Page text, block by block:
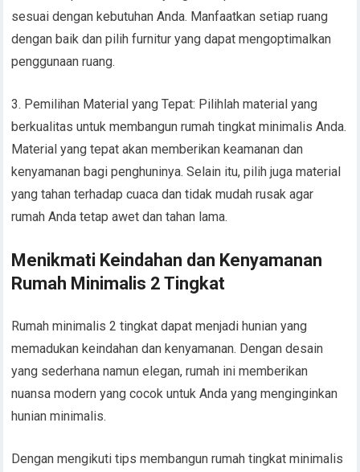
sesuai dengan kebutuhan Anda. Manfaatkan setiap ruang
dengan baik dan pilih furnitur yang dapat mengoptimalkan
penggunaan ruang.
3. Pemilihan Material yang Tepat: Pilihlah material yang
berkualitas untuk membangun rumah tingkat minimalis Anda.
Material yang tepat akan memberikan keamanan dan
kenyamanan bagi penghuninya. Selain itu, pilih juga material
yang tahan terhadap cuaca dan tidak mudah rusak agar
rumah Anda tetap awet dan tahan lama.
Menikmati Keindahan dan Kenyamanan
Rumah Minimalis 2 Tingkat
Rumah minimalis 2 tingkat dapat menjadi hunian yang
memadukan keindahan dan kenyamanan. Dengan desain
yang sederhana namun elegan, rumah ini memberikan
nuansa modern yang cocok untuk Anda yang menginginkan
hunian minimalis.
Dengan mengikuti tips membangun rumah tingkat minimalis